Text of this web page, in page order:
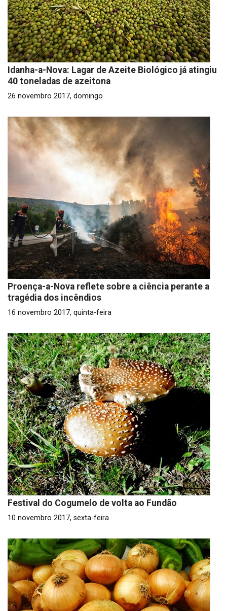
Idanha-a-Nova: Lagar de Azeite Biológico já atingiu
40 toneladas de azeitona
26 novembro 2017, domingo
Proença-a-Nova reflete sobre a ciência perante a
tragédia dos incêndios
16 novembro 2017, quinta-feira
Festival do Cogumelo de volta ao Fundão
10 novembro 2017, sexta-feira